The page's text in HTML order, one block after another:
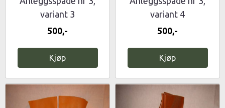
variant 3
500,-
Kjøp
variant 4
500,-
Kjøp